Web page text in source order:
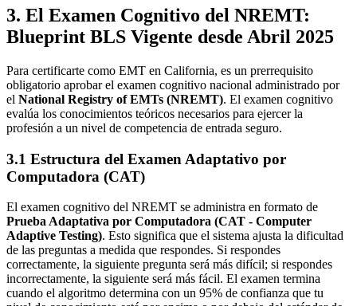
3. El Examen Cognitivo del NREMT:
Blueprint BLS Vigente desde Abril 2025
Para certificarte como EMT en California, es un prerrequisito
obligatorio aprobar el examen cognitivo nacional administrado por
el National Registry of EMTs (NREMT). El examen cognitivo
evalúa los conocimientos teóricos necesarios para ejercer la
profesión a un nivel de competencia de entrada seguro.
3.1 Estructura del Examen Adaptativo por
Computadora (CAT)
El examen cognitivo del NREMT se administra en formato de
Prueba Adaptativa por Computadora (CAT - Computer
Adaptive Testing). Esto significa que el sistema ajusta la dificultad
de las preguntas a medida que respondes. Si respondes
correctamente, la siguiente pregunta será más difícil; si respondes
incorrectamente, la siguiente será más fácil. El examen termina
cuando el algoritmo determina con un 95% de confianza que tu